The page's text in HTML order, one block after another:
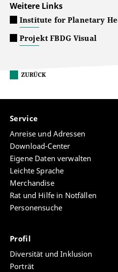
Weitere Links
Institute for Planetary
Projekt FBDG Visual
ZURÜCK
Service
Anreise und Adressen
Download-Center
Eigene Daten verwalten
Leichte Sprache
Merchandise
Rat und Hilfe in Notfällen
Personensuche
Profil
Diversität und Inklusion
Porträt